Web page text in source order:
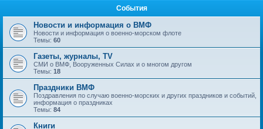
События
Новости и информация о ВМФ
Новости и информация о военно-морском флоте
Темы: 60
Газеты, журналы, TV
СМИ о ВМФ, Вооруженных Силах и о многом другом
Темы: 18
Праздники ВМФ
Поздравления по случаю военно-морских и других праздников и событий,
информация о праздниках
Темы: 84
Книги